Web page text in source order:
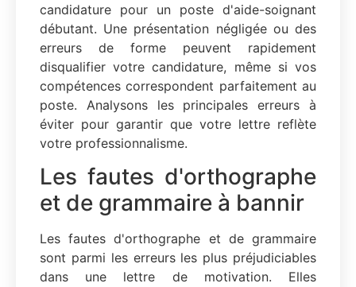
candidature pour un poste d'aide-soignant
débutant. Une présentation négligée ou des
erreurs de forme peuvent rapidement
disqualifier votre candidature, même si vos
compétences correspondent parfaitement au
poste. Analysons les principales erreurs à
éviter pour garantir que votre lettre reflète
votre professionnalisme.
Les fautes d'orthographe
et de grammaire à bannir
Les fautes d'orthographe et de grammaire
sont parmi les erreurs les plus préjudiciables
dans une lettre de motivation. Elles